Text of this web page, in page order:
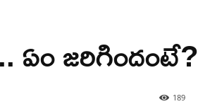
జరిగిందంటే?
189